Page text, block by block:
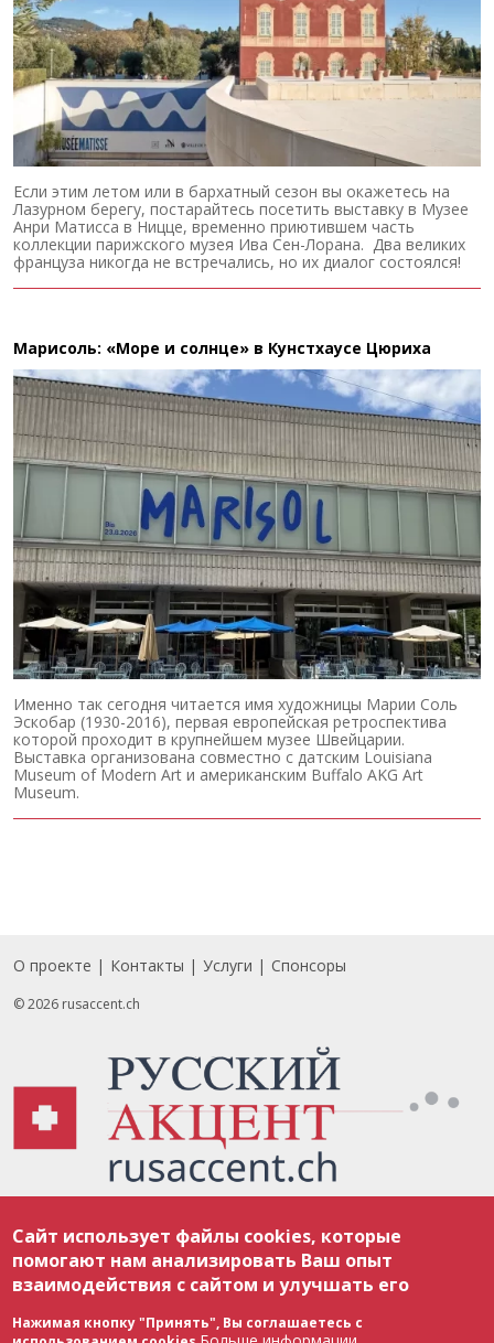
Если этим летом или в бархатный сезон вы окажетесь на
Лазурном берегу, постарайтесь посетить выставку в Музее
Анри Матисса в Ницце, временно приютившем часть
коллекции парижского музея Ива Сен-Лорана. Два великих
француза никогда не встречались, но их диалог состоялся!
Марисоль: «Море и солнце» в Кунстхаусе Цюриха
Именно так сегодня читается имя художницы Марии Соль
Эскобар (1930-2016), первая европейская ретроспектива
которой проходит в крупнейшем музее Швейцарии.
Выставка организована совместно с датским Louisiana
Museum of Modern Art и американским Buffalo AKG Art
Museum.
Footer
О проекте Контакты Услуги Спонсоры
© 2026 rusaccent.ch
соответствии с законодательством Швейцарии об авторском праве и
международными соглашениями. Полное или частичное использование
материалов возможно только с разрешения редакции. В случае полного
или частичного воспроизведения материалов сайта rusaccent.ch,
ОБЯЗАТЕЛЬНА АКТИВНАЯ ГИПЕРССЫЛКА на конкретный заимствованный
текст. Фотоизображения, размещенные редакцией rusaccent.ch, являются
ее исключительной собственностью. Полное или частичное
Сайт использует файлы cookies, которые
помогают нам анализировать Ваш опыт
взаимодействия с сайтом и улучшать его
Нажимая кнопку "Принять", Вы соглашаетесь с